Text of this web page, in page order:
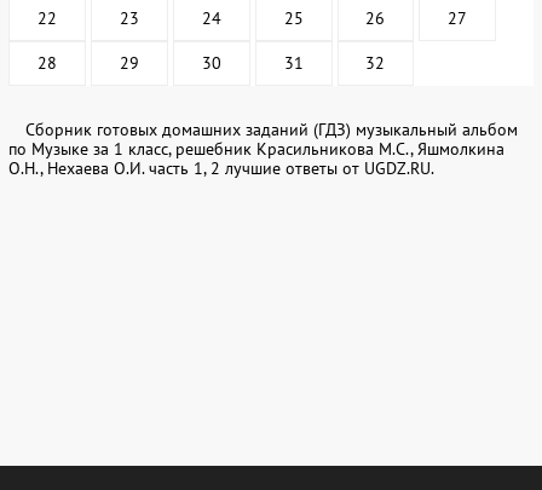
22 23 24 25 26 27
28 29 30 31 32
Сборник готовых домашних заданий (ГДЗ) музыкальный альбом
по Музыке за 1 класс, решебник Красильникова М.С., Яшмолкина
О.Н., Нехаева О.И. часть 1, 2 лучшие ответы от UGDZ.RU.